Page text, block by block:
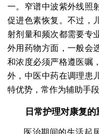
一。窄谱中波紫外线照
促进色素恢复。不过，
射剂量和频次都需要专
外用药物方面，一般会
和浓度必须严格遵医嘱
外，中医中药在调理患
特优势，常作为辅助手
日常护理对康复的